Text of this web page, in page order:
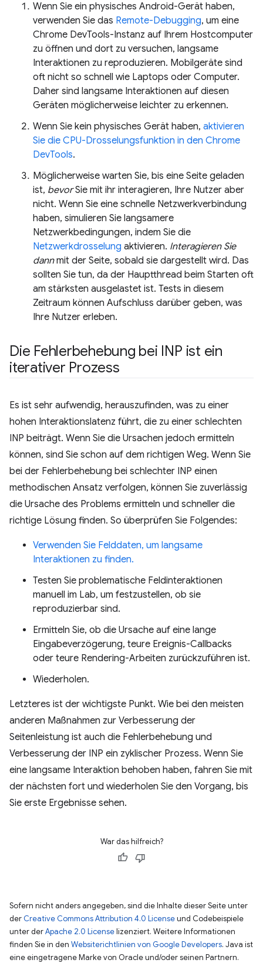
Wenn Sie ein physisches Android-Gerät haben,
verwenden Sie das Remote-Debugging, um eine
Chrome DevTools-Instanz auf Ihrem Hostcomputer
zu öffnen und dort zu versuchen, langsame
Interaktionen zu reproduzieren. Mobilgeräte sind
oft nicht so schnell wie Laptops oder Computer.
Daher sind langsame Interaktionen auf diesen
Geräten möglicherweise leichter zu erkennen.
Wenn Sie kein physisches Gerät haben, aktivieren
Sie die CPU-Drosselungsfunktion in den Chrome
DevTools.
Möglicherweise warten Sie, bis eine Seite geladen
ist, bevorSie mit ihr interagieren, Ihre Nutzer aber
nicht. Wenn Sie eine schnelle Netzwerkverbindung
haben, simulieren Sie langsamere
Netzwerkbedingungen, indem Sie die
Netzwerkdrosselung aktivieren. Interagieren Sie
dannmit der Seite, sobald sie dargestellt wird. Das
sollten Sie tun, da der Hauptthread beim Starten oft
am stärksten ausgelastet ist. Tests in diesem
Zeitraum können Aufschluss darüber geben, was
Ihre Nutzer erleben.
Die Fehlerbehebung bei INP ist ein
iterativer Prozess
Es ist sehr aufwendig, herauszufinden, was zu einer
hohen Interaktionslatenz führt, die zu einer schlechten
INP beiträgt. Wenn Sie die Ursachen jedoch ermitteln
können, sind Sie schon auf dem richtigen Weg. Wenn Sie
bei der Fehlerbehebung bei schlechter INP einen
methodischen Ansatz verfolgen, können Sie zuverlässig
die Ursache des Problems ermitteln und schneller die
richtige Lösung finden. So überprüfen Sie Folgendes:
Verwenden Sie Felddaten, um langsame
Interaktionen zu finden.
Testen Sie problematische Feldinteraktionen
manuell im Lab, um festzustellen, ob sie
reproduzierbar sind.
Ermitteln Sie, ob die Ursache auf eine lange
Eingabeverzögerung, teure Ereignis-Callbacks
oder teure Rendering-Arbeiten zurückzuführen ist.
Wiederholen.
Letzteres ist der wichtigste Punkt. Wie bei den meisten
anderen Maßnahmen zur Verbesserung der
Seitenleistung ist auch die Fehlerbehebung und
Verbesserung der INP ein zyklischer Prozess. Wenn Sie
eine langsame Interaktion behoben haben, fahren Sie mit
der nächsten fort und wiederholen Sie den Vorgang, bis
Sie erste Ergebnisse sehen.
War das hilfreich?
Sofern nicht anders angegeben, sind die Inhalte dieser Seite unter
der Creative Commons Attribution 4.0 Licenseund Codebeispiele
unter derApache 2.0 Licenselizenziert. Weitere Informationen
finden Sie in den Websiterichtlinien von Google Developers. Java ist
eine eingetragene Marke von Oracle und/oder seinen Partnern.